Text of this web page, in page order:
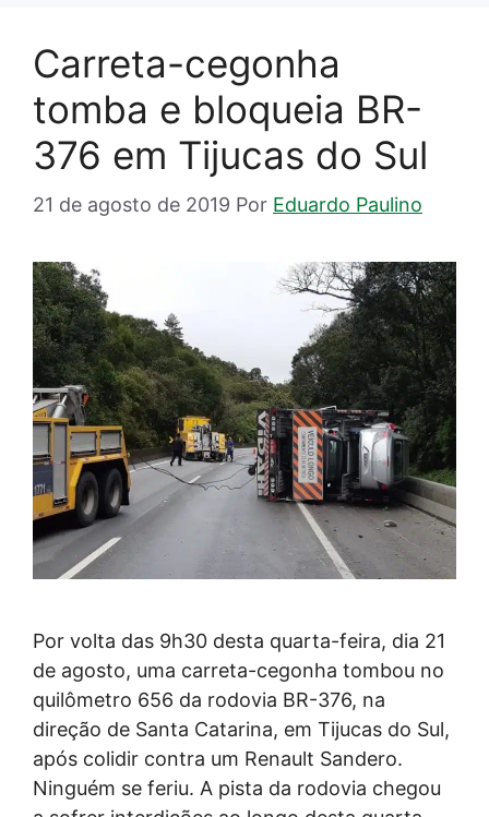
Carreta-cegonha
tomba e bloqueia BR-
376 em Tijucas do Sul
21 de agosto de 2019 Por Eduardo Paulino
Por volta das 9h30 desta quarta-feira, dia 21
de agosto, uma carreta-cegonha tombou no
quilômetro 656 da rodovia BR-376, na
direção de Santa Catarina, em Tijucas do Sul,
após colidir contra um Renault Sandero.
Ninguém se feriu. A pista da rodovia chegou